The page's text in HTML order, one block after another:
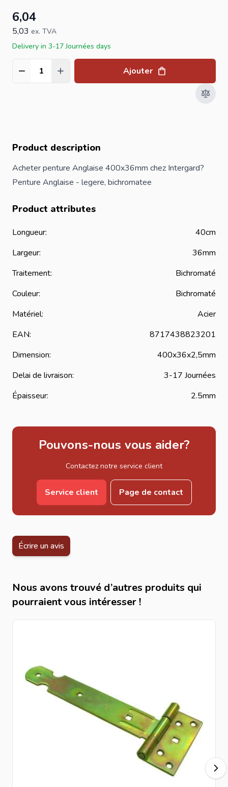
6,04
5,03 ex. TVA
Delivery in 3-17 Journées days
Quantité Ajouter
Product description
Acheter penture Anglaise 400x36mm chez Intergard?
Penture Anglaise - legere, bichromatee
Product attributes
Longueur:
40cm
Largeur:
36mm
Traitement:
Bichromaté
Couleur:
Bichromaté
Matériel:
Acier
EAN:
8717438823201
Dimension:
400x36x2,5mm
Delai de livraison:
3-17 Journées
Épaisseur:
2.5mm
Pouvons-nous vous aider?
Contactez notre service client
Service client Page de contact
Écrire un avis
Nous avons trouvé d’autres produits qui
pourraient vous intéresser !